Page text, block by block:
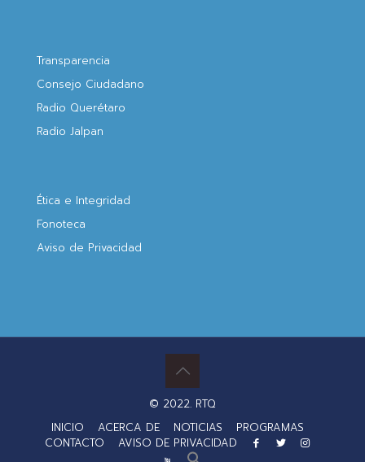
Transparencia
Consejo Ciudadano
Radio Querétaro
Radio Jalpan
Ética e Integridad
Fonoteca
Aviso de Privacidad
© 2022. RTQ
INICIO
ACERCA DE NOTICIAS
PROGRAMAS
CONTACTO
AVISO DE PRIVACIDAD